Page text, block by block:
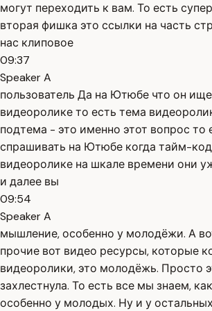
могут переходить к вам. То есть
вторая фишка это ссылки на часть
нас клиповое
09:37
Speaker A
пользователь Да на Ютюбе что он
видеоролике то есть тема
подтема - это именно этот вопрос то
спрашивать на Ютюбе когда тайм-
видеоролике на шкале времени они
и далее вы
09:54
Speaker A
мышление, особенно у молодёжи. А
прочие вот видео ресурсы, которые
видеоролики, это молодёжь. Просто
захлестнула. То есть все мы знаем,
особенно у молодых. Ну и у